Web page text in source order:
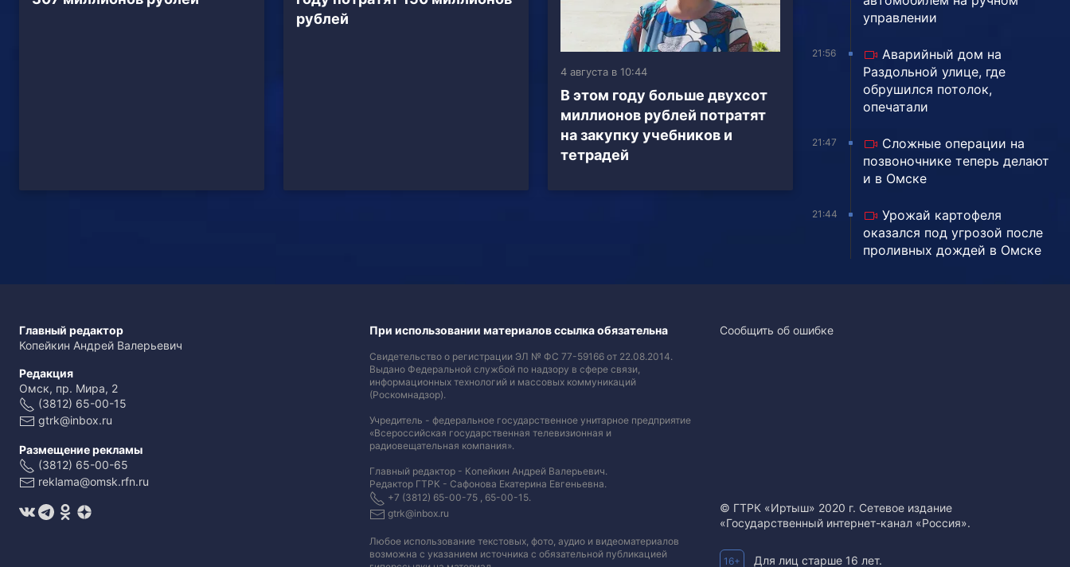
рублей
4 августа в 10:44
В этом году больше двухсот
миллионов рублей потратят
на закупку учебников и
тетрадей
управлении
21:56
Аварийный дом на
Раздольной улице, где
обрушился потолок,
опечатали
21:47
Сложные операции на
позвоночнике теперь делают
и в Омске
21:44
Урожай картофеля
оказался под угрозой после
проливных дождей в Омске
Главный редактор
Копейкин Андрей Валерьевич
Редакция
Омск, пр. Мира, 2
(3812) 65-00-15
gtrk@inbox.ru
Размещение рекламы
(3812) 65-00-65
reklama@omsk.rfn.ru
При использовании материалов ссылка обязательна
Свидетельство о регистрации ЭЛ № ФС 77-59166 от 22.08.2014.
Выдано Федеральной службой по надзору в сфере связи,
информационных технологий и массовых коммуникаций
(Роскомнадзор).
Учредитель - федеральное государственное унитарное предприятие
«Всероссийская государственная телевизионная и
радиовещательная компания».
Главный редактор - Копейкин Андрей Валерьевич.
Редактор ГТРК - Сафонова Екатерина Евгеньевна.
+7 (3812) 65-00-75 , 65-00-15.
gtrk@inbox.ru
Любое использование текстовых, фото, аудио и видеоматериалов
возможна с указанием источника с обязательной публикацией
Сообщить об ошибке
© ГТРК «Иртыш» 2020 г. Сетевое издание
«Государственный интернет-канал «Россия».
16+ Для лиц старше 16 лет.